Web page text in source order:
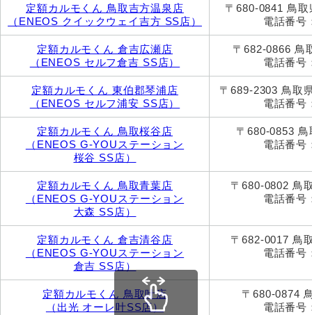
定額カルモくん 鳥取吉方温泉店
（ENEOS クイックウェイ吉方 SS店）
〒680-0841 鳥
電話番号
定額カルモくん 倉吉広瀬店
（ENEOS セルフ倉吉 SS店）
〒682-0866 鳥
電話番号
定額カルモくん 東伯郡琴浦店
（ENEOS セルフ浦安 SS店）
〒689-2303 鳥取
電話番号
定額カルモくん 鳥取桜谷店
（ENEOS G-YOUステーション
桜谷 SS店）
〒680-0853
電話番号
定額カルモくん 鳥取青葉店
（ENEOS G-YOUステーション
大森 SS店）
〒680-0802 鳥
電話番号
定額カルモくん 倉吉清谷店
（ENEOS G-YOUステーション
倉吉 SS店）
〒682-0017 鳥
電話番号
定額カルモくん 鳥取叶店
（出光 オーレ叶SS店）
〒680-0874
電話番号